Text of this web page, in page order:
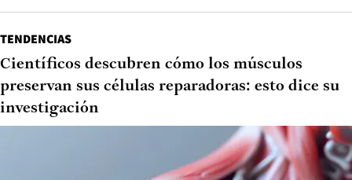
TENDENCIAS
Científicos descubren cómo los músculos
preservan sus células reparadoras: esto dice su
investigación